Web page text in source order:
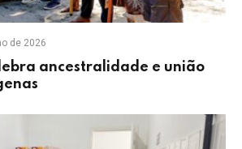
de 2026
ancestralidade e união